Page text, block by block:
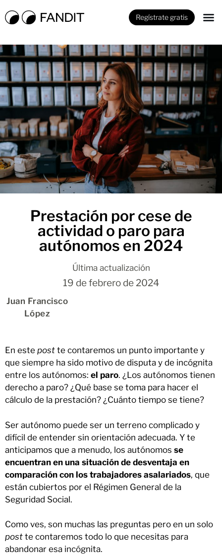
Regístrate gratis
Prestación por cese de
actividad o paro para
autónomos en 2024
Última actualización
19 de febrero de 2024
Juan Francisco
López
En este post te contaremos un punto importante y
que siempre ha sido motivo de disputa y de incógnita
entre los autónomos: el paro. ¿Los autónomos tienen
derecho a paro? ¿Qué base se toma para hacer el
cálculo de la prestación? ¿Cuánto tiempo se tiene?
Ser autónomo puede ser un terreno complicado y
difícil de entender sin orientación adecuada. Y te
anticipamos que a menudo, los autónomos se
encuentran en una situación de desventaja en
comparación con los trabajadores asalariados, que
están cubiertos por el Régimen General de la
Seguridad Social.
Como ves, son muchas las preguntas pero en un solo
post te contaremos todo lo que necesitas para
abandonar esa incógnita.